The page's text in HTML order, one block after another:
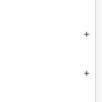
add
add